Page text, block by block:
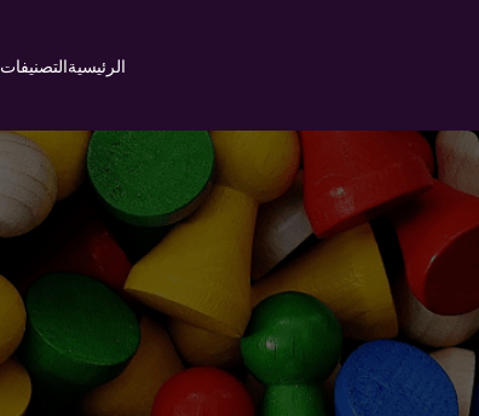
الرئيسيةالتصنيفات